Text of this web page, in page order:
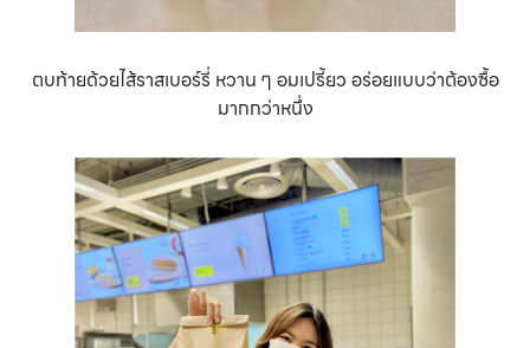
ตบท้ายด้วยไส้ราสเบอร์รี่ หวาน ๆ อมเปรี้ยว อร่อยแบบว่าต้องซื้อ
มากกว่าหนึ่ง